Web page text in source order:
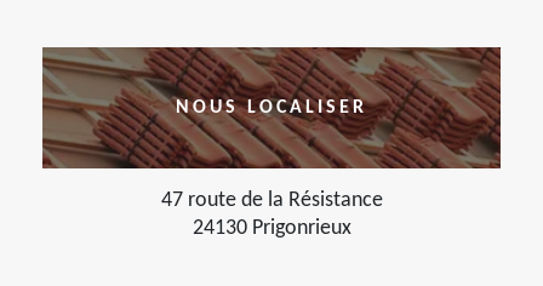
NOUS LOCALISER
47 route de la Résistance
24130 Prigonrieux